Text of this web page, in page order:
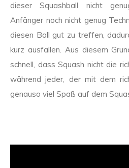
dieser Squashball nicht
Anfänger noch nicht genug
diesen Ball gut zu treffen,
kurz ausfallen. Aus diesem
schnell, dass Squash nicht die
während jeder, der mit dem
genauso viel Spaß auf dem